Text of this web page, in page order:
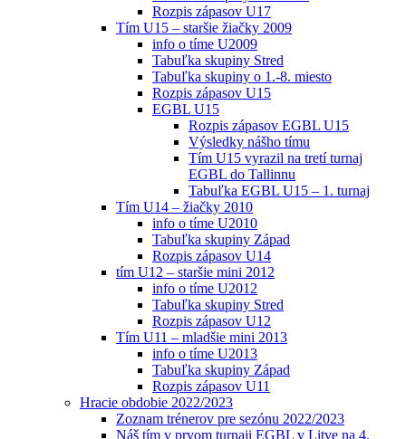
Rozpis zápasov U17
Tím U15 – staršie žiačky 2009
info o tíme U2009
Tabuľka skupiny Stred
Tabuľka skupiny o 1.-8. miesto
Rozpis zápasov U15
EGBL U15
Rozpis zápasov EGBL U15
Výsledky nášho tímu
Tím U15 vyrazil na tretí turnaj
EGBL do Tallinnu
Tabuľka EGBL U15 – 1. turnaj
Tím U14 – žiačky 2010
info o tíme U2010
Tabuľka skupiny Západ
Rozpis zápasov U14
tím U12 – staršie mini 2012
info o tíme U2012
Tabuľka skupiny Stred
Rozpis zápasov U12
Tím U11 – mladšie mini 2013
info o tíme U2013
Tabuľka skupiny Západ
Rozpis zápasov U11
Hracie obdobie 2022/2023
Zoznam trénerov pre sezónu 2022/2023
Náš tím v prvom turnaji EGBL v Litve na 4.